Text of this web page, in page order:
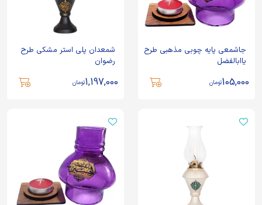
جاشمعی پایه چوبی مذهبی طرح
یاابالفضل
105,000تومان
شمعدان پلی استر مشکی طرح
رضوان
1,197,000تومان